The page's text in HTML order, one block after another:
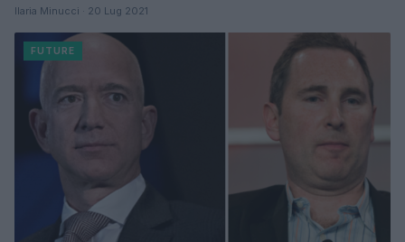
Ilaria Minucci · 20 Lug 2021
FUTURE